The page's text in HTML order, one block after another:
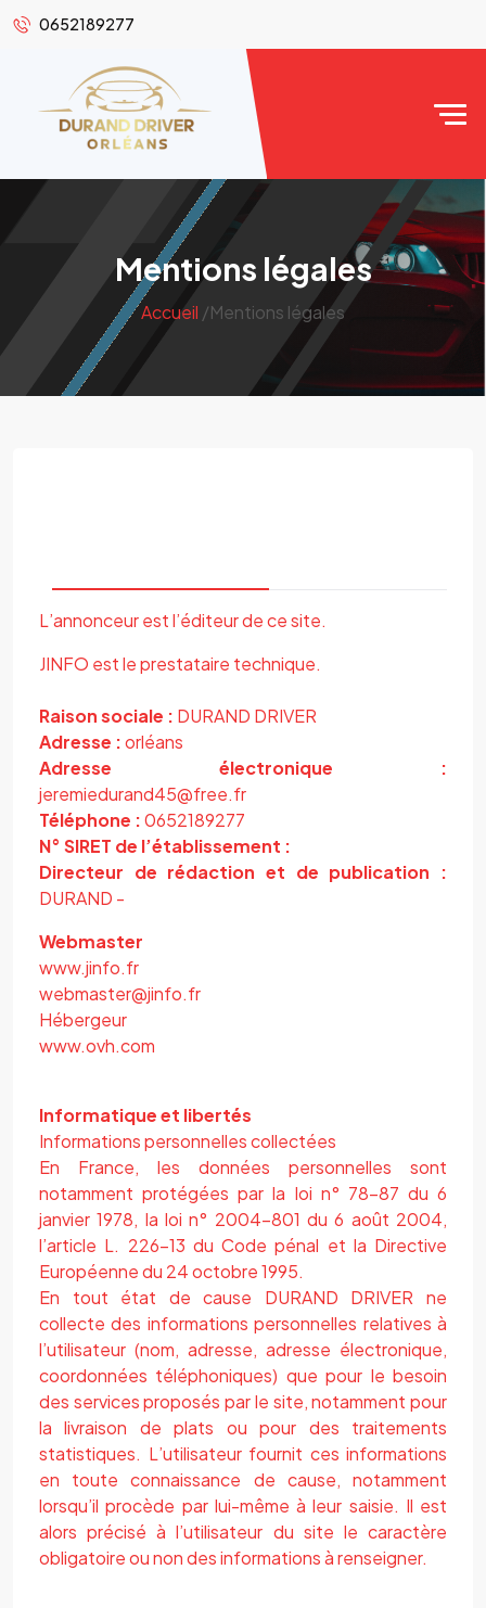
0652189277
Mentions légales
Accueil /Mentions légales
L’annonceur est l’éditeur de ce site.
JINFO est le prestataire technique.
Raison sociale : DURAND DRIVER
Adresse :orléans
Adresse électronique :
jeremiedurand45@free.fr
Téléphone :0652189277
N° SIRET de l’établissement :
Directeur de rédaction et de publication :
DURAND -
Webmaster
www.jinfo.fr
webmaster@jinfo.fr
Hébergeur
www.ovh.com
Informatique et libertés
Informations personnelles collectées
En France, les données personnelles sont
notamment protégées par la loi n° 78-87 du 6
janvier 1978, la loi n° 2004-801 du 6 août 2004,
l’article L. 226-13 du Code pénal et la Directive
Européenne du 24 octobre 1995.
En tout état de cause DURAND DRIVER ne
collecte des informations personnelles relatives à
l’utilisateur (nom, adresse, adresse électronique,
coordonnées téléphoniques) que pour le besoin
des services proposés par le site, notamment pour
la livraison de plats ou pour des traitements
statistiques. L’utilisateur fournit ces informations
en toute connaissance de cause, notamment
lorsqu’il procède par lui-même à leur saisie. Il est
alors précisé à l’utilisateur du site le caractère
obligatoire ou non des informations à renseigner.